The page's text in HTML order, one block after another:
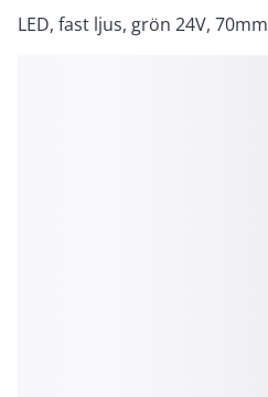
LED, fast ljus, grön 24V, 70mm